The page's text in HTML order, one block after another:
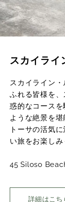
スカイライ
スカイライン
ふれる皆様を
惑的なコース
ような絶景を
トーサの活気
い旅をお楽しみ
45 Siloso
詳細はこち